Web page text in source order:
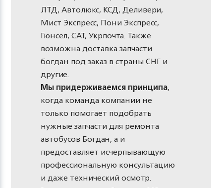
ЛТД, Автолюкс, КСД, Деливери,
Мист Экспресс, Пони Экспресс,
Гюнсел, САТ, Укрпочта. Также
возможна доставка запчасти
богдан под заказ в страны СНГ и
другие.
Мы придерживаемся принципа,
когда команда компании не
только помогает подобрать
нужные запчасти для ремонта
автобусов Богдан, а и
предоставляет исчерпывающую
профессиональную консультацию
и даже технический осмотр.